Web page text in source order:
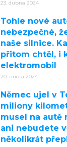
23. dubna 2024
Tohle nové
nebezpečné,
naše silnice.
přitom chtěl, i
elektromobil
20. února 2024
Němec ujel v
miliony
musel na autě
ani nebudete
několikrát